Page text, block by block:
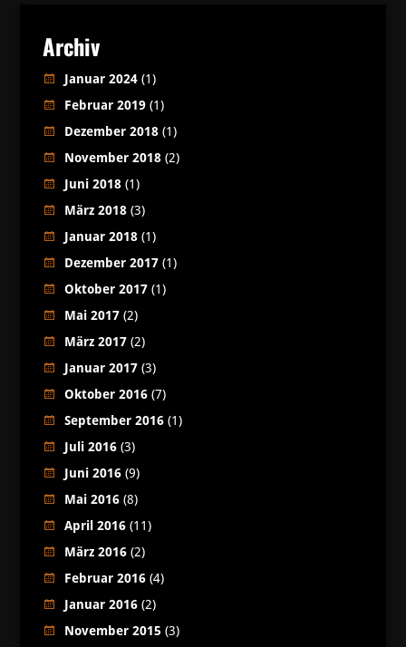
Archiv
Januar 2024(1)
Februar 2019(1)
Dezember 2018(1)
November 2018(2)
Juni 2018(1)
März 2018(3)
Januar 2018(1)
Dezember 2017(1)
Oktober 2017(1)
Mai 2017(2)
März 2017(2)
Januar 2017(3)
Oktober 2016(7)
September 2016(1)
Juli 2016(3)
Juni 2016(9)
Mai 2016(8)
April 2016(11)
März 2016(2)
Februar 2016(4)
Januar 2016(2)
November 2015 (3)